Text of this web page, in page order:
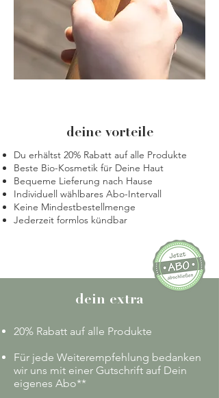
deine vorteile
Du erhältst 20% Rabatt auf alle Produkte
Beste Bio-Kosmetik für Deine Haut
Bequeme Lieferung nach Hause
Individuell wählbares Abo-Intervall
Keine Mindestbestellmenge
Jederzeit formlos kündbar
dein extra
20% Rabatt auf alle Produkte
Für jede Weiterempfehlung bedanken
wir uns mit einer Gutschrift auf Dein
eigenes Abo**